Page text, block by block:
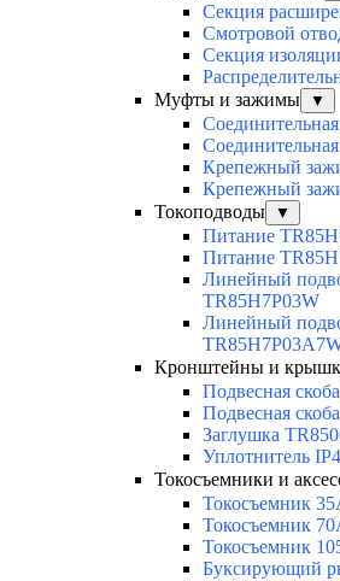
Секция
Смотровой
Секция
Муфты и зажимы
▼
Крепежный
Крепежный
Токоподводы
▼
Питание
Питание
Линейный
TR85H7P03W
Линейный
Кронштейны и
Подвесная
Подвесная
Заглушка
Уплотнитель
Токосъемники и
Токосъемник
Токосъемник
Токосъемник
Буксирующий